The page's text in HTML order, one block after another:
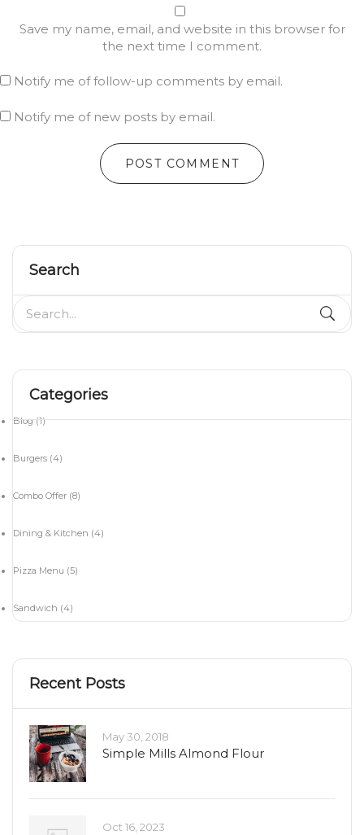
Search
Categories
Blog(1)
Burgers (4)
Combo Offer (8)
Dining & Kitchen (4)
Pizza Menu (5)
Sandwich (4)
Recent Posts
May 30, 2018
Simple Mills Almond Flour
Oct 16, 2023
Save my name, email, and website in this browser for
the next time I comment.
Notify me of follow-up comments by email.
Notify me of new posts by email.